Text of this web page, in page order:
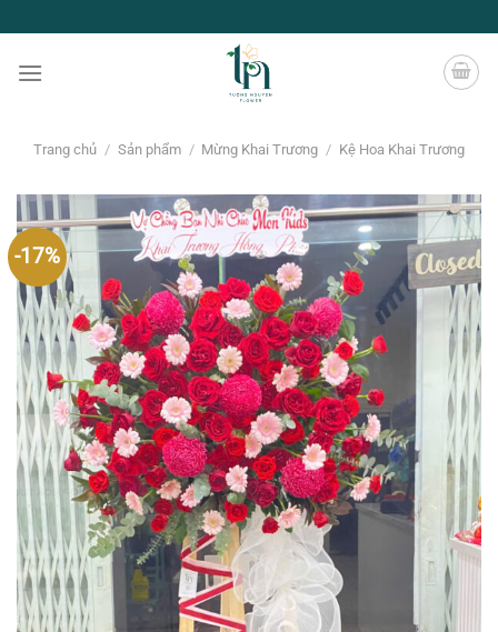
đến
nội
Trang chủ / Sản phẩm / Mừng Khai Trương / Kệ Hoa Khai Trương
-17%